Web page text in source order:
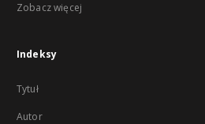
Zobacz więcej
Indeksy
Tytuł
Autor